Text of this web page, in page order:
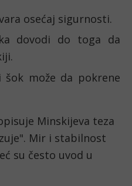
osećaj sigurnosti.
dovodi do toga da
može da pokrene
Minskijeva teza
Mir i stabilnost
su često uvod u